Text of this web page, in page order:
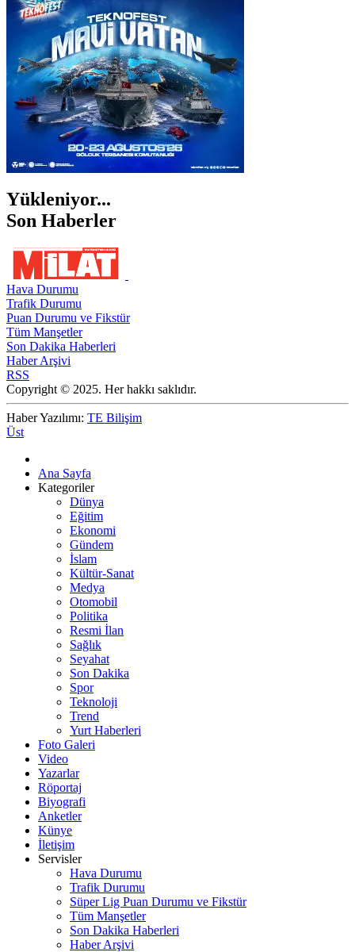
ŞANLIURFA
ŞIRNAK
Yükleniyor...
Son Haberler
Hava Durumu
Trafik Durumu
Puan Durumu ve Fikstür
Tüm Manşetler
Son Dakika Haberleri
Haber Arşivi
RSS
Copyright © 2025. Her hakkı saklıdır.
Haber Yazılımı: TE Bilişim
Üst
Ana Sayfa
Kategoriler
Dünya
Eğitim
Ekonomi
Gündem
İslam
Kültür-Sanat
Medya
Otomobil
Politika
Resmi İlan
Sağlık
Seyahat
Son Dakika
Spor
Teknoloji
Trend
Yurt Haberleri
Foto Galeri
Video
Yazarlar
Röportaj
Biyografi
Anketler
Künye
İletişim
Servisler
Hava Durumu
Trafik Durumu
Süper Lig Puan Durumu ve Fikstür
Tüm Manşetler
Son Dakika Haberleri
Haber Arşivi